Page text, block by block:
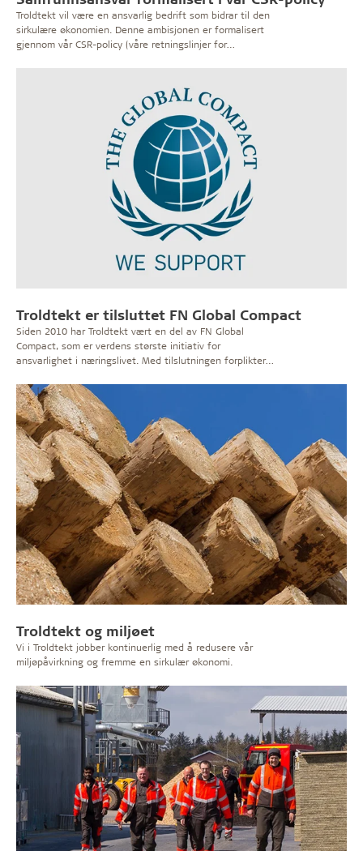
Troldtekt vil være en ansvarlig bedrift som bidrar til den
sirkulære økonomien. Denne ambisjonen er formalisert
gjennom vår CSR-policy (våre retningslinjer for
Troldtekt er tilsluttet FN Global Compact
Siden 2010 har Troldtekt vært en del av FN Global
Compact, som er verdens største initiativ for
ansvarlighet i næringslivet. Med tilslutningen forplikter
menneskerettigheter, arbeidstakerrettigheter, miljø og
antikorrupsjon.
Troldtekt og miljøet
Vi i Troldtekt jobber kontinuerlig med å redusere vår
miljøpåvirkning og fremme en sirkulær økonomi.